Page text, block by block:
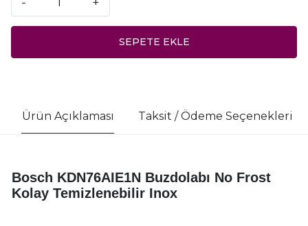
SEPETE EKLE
Ürün Açıklaması Taksit / Ödeme Seçenekleri
Bosch KDN76AIE1N Buzdolabı No Frost
Kolay Temizlenebilir Inox